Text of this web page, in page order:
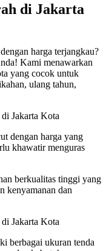
di Jakarta
harga terjangkau?
Kami menawarkan
yang cocok untuk
ulang tahun,
dengan harga yang
khawatir menguras
berkualitas tinggi yang
kenyamanan dan
berbagai ukuran tenda